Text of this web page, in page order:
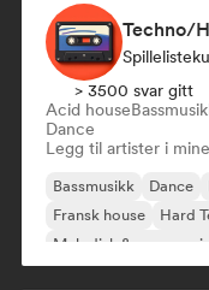
> 3500 svar gitt
Acid house
Dance
Legg til artister i
Bassmusikk Dance
Fransk house
Hard
Melodisk & progressiv